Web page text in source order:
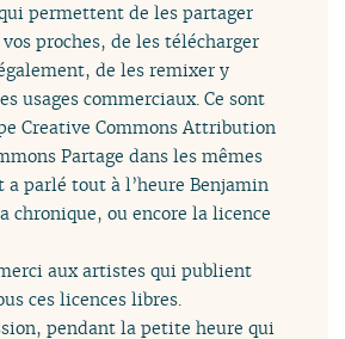
permettent de les partager
proches, de les télécharger
de les remixer y
usages commerciaux. Ce sont
Creative Commons Attribution
Partage dans les mêmes
a parlé tout à l’heure Benjamin
chronique, ou encore la licence
aux artistes qui publient
ces licences libres.
pendant la petite heure qui